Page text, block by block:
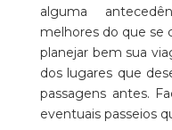
alguma
melhores do que se
planejar bem sua
dos lugares que
passagens antes.
eventuais passeios